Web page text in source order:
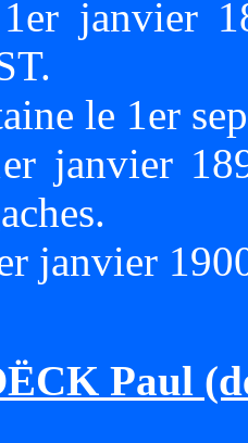
janvier
le 1er
janvier
janvier
Paul